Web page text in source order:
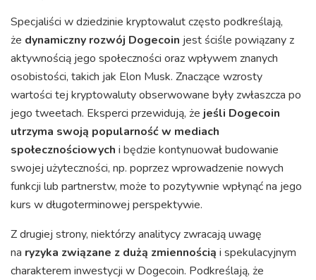
Specjaliści w dziedzinie kryptowalut często podkreślają,
że dynamiczny rozwój Dogecoin jest ściśle powiązany z
aktywnością jego społeczności oraz wpływem znanych
osobistości, takich jak Elon Musk. Znaczące wzrosty
wartości tej kryptowaluty obserwowane były zwłaszcza po
jego tweetach. Eksperci przewidują, że jeśli Dogecoin
utrzyma swoją popularność w mediach
społecznościowych i będzie kontynuował budowanie
swojej użyteczności, np. poprzez wprowadzenie nowych
funkcji lub partnerstw, może to pozytywnie wpłynąć na jego
kurs w długoterminowej perspektywie.
Z drugiej strony, niektórzy analitycy zwracają uwagę
na ryzyka związane z dużą zmiennością i spekulacyjnym
charakterem inwestycji w Dogecoin. Podkreślają, że